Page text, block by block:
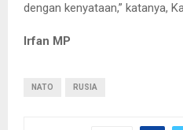
dengan kenyataan,” katanya,
Irfan MP
NATO RUSIA